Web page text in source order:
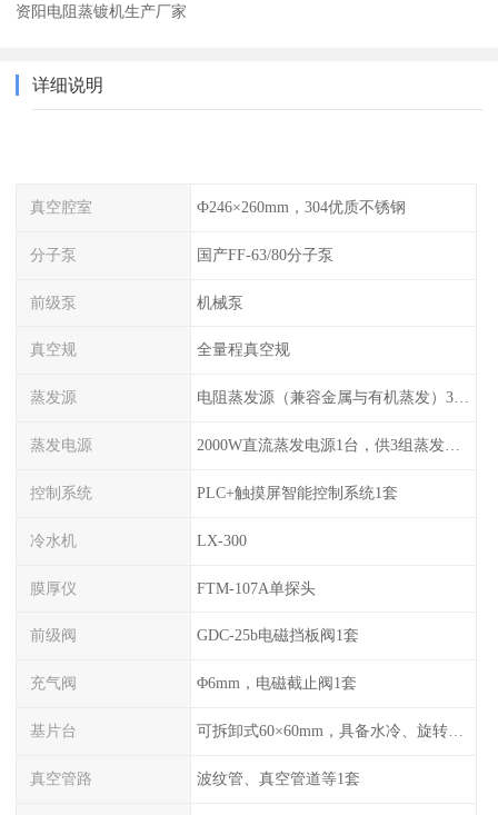
资阳电阻蒸镀机生产厂家
详细说明
真空腔室 Ф246×260mm，304优质不锈钢
分子泵 国产FF-63/80分子泵
前级泵 机械泵
真空规 全量程真空规
蒸发源 电阻蒸发源（兼容金属与有机蒸发）3组，可切换使用
蒸发电源 2000W直流蒸发电源1台，供3组蒸发源切换使用
控制系统 PLC+触摸屏智能控制系统1套
冷水机 LX-300
膜厚仪 FTM-107A单探头
前级阀 GDC-25b电磁挡板阀1套
充气阀 Φ6mm，电磁截止阀1套
基片台 可拆卸式60×60mm，具备水冷、旋转功能
真空管路 波纹管、真空管道等1套